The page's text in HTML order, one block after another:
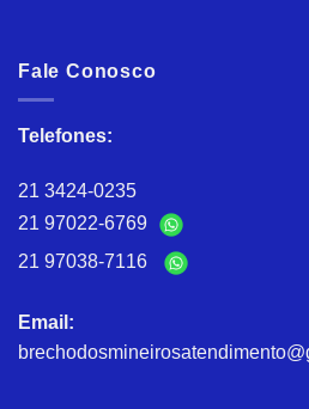
Fale Conosco
Telefones:
21 3424-0235
21 97022-6769
21 97038-7116
Email: